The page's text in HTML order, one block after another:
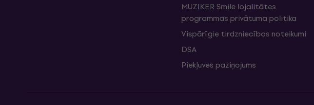
MUZIKER Smile lojalitātes
programmas privātuma politika
Vispārīgie tirdzniecības noteikumi
DSA
Piekļuves paziņojums